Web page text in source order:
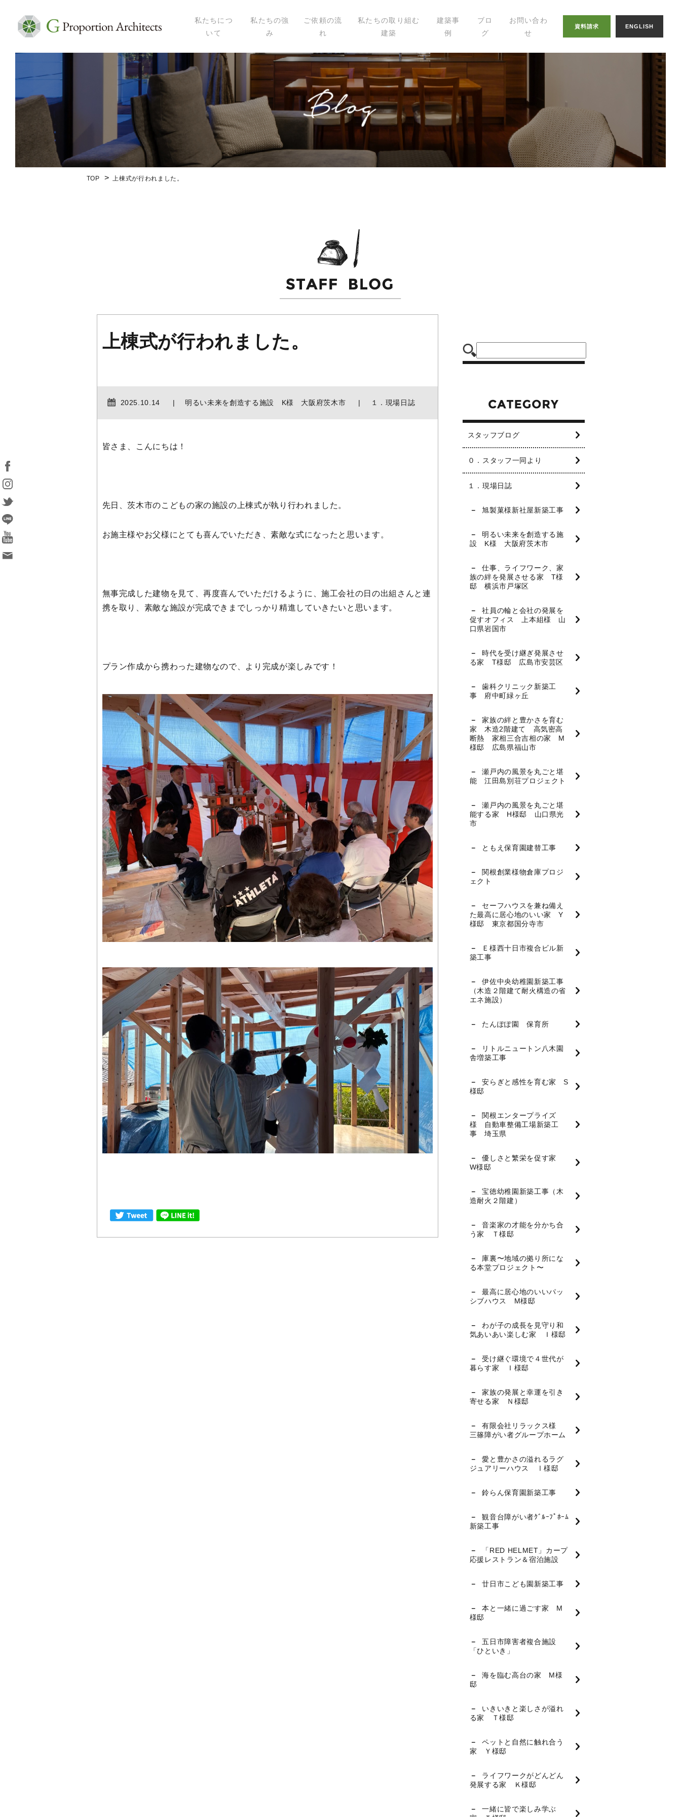
私たちにつ
いて
私たちについて
代表プロフィール
セミナー・講演
メディア掲載
会社概要
私たちの強
み
ご依頼の流
れ
私たちの取り組む
建築
建築事
例
ブロ
グ
幸せの家づくりの
八納ブログ
スタッフグログ
お問い合わ
せ
資料請求 ENGLISH
TOP 上棟式が行われました。
上棟式が行われました。
2025.10.14 明るい未来を創造する施設 K様 大阪府茨木市 １．現場日誌
皆さま、こんにちは！
先日、茨木市のこどもの家の施設の上棟式が執り行われました。
お施主様やお父様にとても喜んでいただき、素敵な式になったと思います。
無事完成した建物を見て、再度喜んでいただけるように、施工会社の日の出組さんと連
携を取り、素敵な施設が完成できまでしっかり精進していきたいと思います。
プラン作成から携わった建物なので、より完成が楽しみです！
スタッフブログ
０．スタッフ一同より
１．現場日誌
旭製菓様新社屋新築工事
明るい未来を創造する施
設 K様 大阪府茨木市
仕事、ライフワーク、家
族の絆を発展させる家 T様
邸 横浜市戸塚区
社員の輪と会社の発展を
促すオフィス 上本組様 山
口県岩国市
時代を受け継ぎ発展させ
る家 T様邸 広島市安芸区
歯科クリニック新築工
事 府中町緑ヶ丘
家族の絆と豊かさを育む
家 木造2階建て 高気密高
断熱 家相三合吉相の家 M
様邸 広島県福山市
瀬戸内の風景を丸ごと堪
能 江田島別荘プロジェクト
瀬戸内の風景を丸ごと堪
能する家 H様邸 山口県光
市
ともえ保育園建替工事
関根創業様物倉庫プロジ
ェクト
セーフハウスを兼ね備え
た最高に居心地のいい家 Y
様邸 東京都国分寺市
Ｅ様西十日市複合ビル新
築工事
伊佐中央幼稚園新築工事
（木造２階建て耐火構造の省
エネ施設）
たんぽぽ園 保育所
リトルニュートン八木園
舎増築工事
安らぎと感性を育む家 S
様邸
関根エンタープライズ
様 自動車整備工場新築工
事 埼玉県
優しさと繁栄を促す家
W様邸
宝徳幼稚園新築工事（木
造耐火２階建）
音楽家の才能を分かち合
う家 Ｔ様邸
庫裏〜地域の拠り所にな
る本堂プロジェクト〜
最高に居心地のいいパッ
シブハウス M様邸
わが子の成長を見守り和
気あいあい楽しむ家 Ｉ様邸
受け継ぐ環境で４世代が
暮らす家 Ｉ様邸
家族の発展と幸運を引き
寄せる家 Ｎ様邸
有限会社リラックス様
三篠障がい者グループホーム
愛と豊かさの溢れるラグ
ジュアリーハウス Ⅰ様邸
鈴らん保育園新築工事
観音台障がい者ｸﾞﾙｰﾌﾟﾎｰﾑ
新築工事
「RED HELMET」カープ
応援レストラン＆宿泊施設
廿日市こども園新築工事
本と一緒に過ごす家 M
様邸
五日市障害者複合施設
「ひといき」
海を臨む高台の家 M様
邸
いきいきと楽しさが溢れ
る家 Ｔ様邸
ペットと自然に触れ合う
家 Ｙ様邸
ライフワークがどんどん
発展する家 Ｋ様邸
一緒に皆で楽しみ学ぶ